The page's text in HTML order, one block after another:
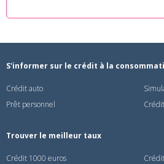
S'informer sur le crédit à la
Crédit auto
Prêt personnel
Trouver le meilleur taux
Crédit 1000 euros